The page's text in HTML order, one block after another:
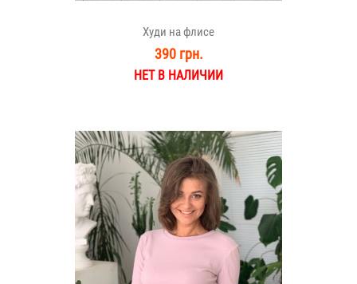
Худи на флисе
390 грн.
НЕТ В НАЛИЧИИ